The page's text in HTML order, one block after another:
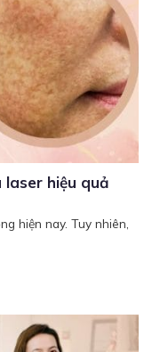
hiệu quả
hiện nay. Tuy nhiên,